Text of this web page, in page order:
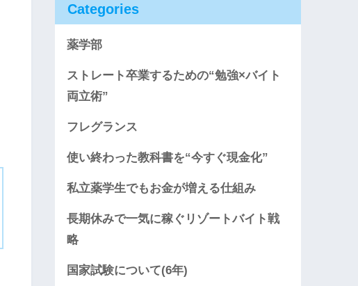
Categories
薬学部
ストレート卒業するための“勉強×バイト
両立術”
フレグランス
使い終わった教科書を“今すぐ現金化”
私立薬学生でもお金が増える仕組み
長期休みで一気に稼ぐリゾートバイト戦
略
国家試験について(6年)